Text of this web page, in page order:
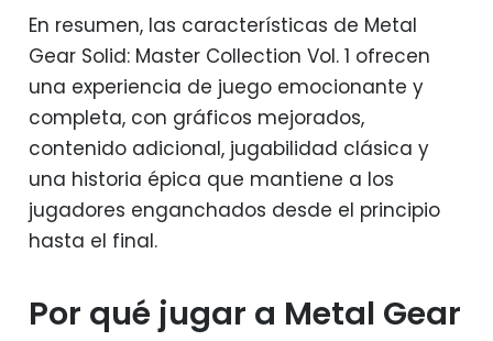
En resumen, las características de Metal
Gear Solid: Master Collection Vol. 1 ofrecen
una experiencia de juego emocionante y
completa, con gráficos mejorados,
contenido adicional, jugabilidad clásica y
una historia épica que mantiene a los
jugadores enganchados desde el principio
hasta el final.
Por qué jugar a Metal Gear